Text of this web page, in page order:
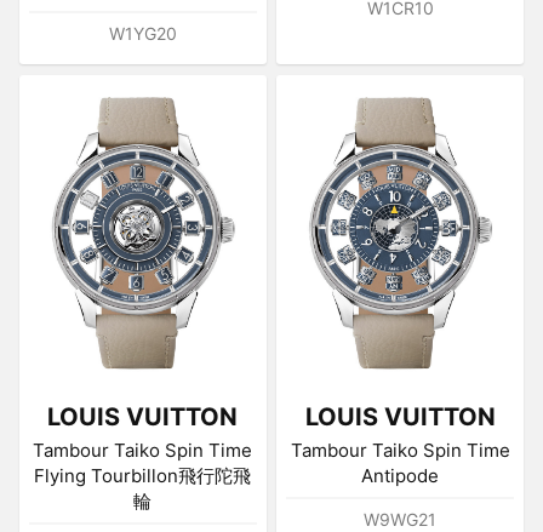
W1YG20
W1CR10
LOUIS VUITTON
Tambour Taiko Spin Time
Flying Tourbillon飛行陀飛
輪
LOUIS VUITTON
Tambour Taiko Spin Time
Antipode
W9WG21